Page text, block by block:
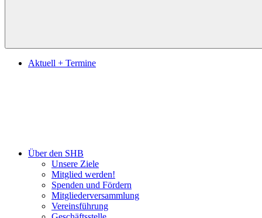
Aktuell + Termine
Über den SHB
Unsere Ziele
Mitglied werden!
Spenden und Fördern
Mitgliederversammlung
Vereinsführung